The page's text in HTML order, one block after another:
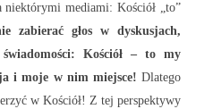
mediami: Kościół „to”
zabierać głos w dyskusjach,
Kościół – to my
i moje w nim miejsce! Dlatego
w Kościół! Z tej perspektywy